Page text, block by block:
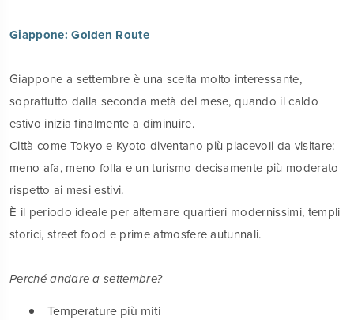
Giappone: Golden Route
Giappone a settembre è una scelta molto interessante,
soprattutto dalla seconda metà del mese, quando il caldo
estivo inizia finalmente a diminuire.
Città come Tokyo e Kyoto diventano più piacevoli da visitare:
meno afa, meno folla e un turismo decisamente più moderato
rispetto ai mesi estivi.
È il periodo ideale per alternare quartieri modernissimi, templi
storici, street food e prime atmosfere autunnali.
Perché andare a settembre?
Temperature più miti